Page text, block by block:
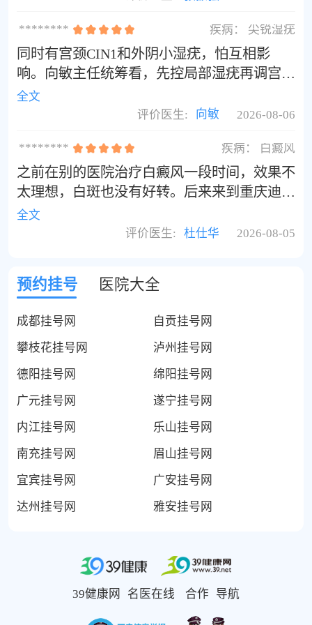
******** 疾病： 尖锐湿疣
同时有宫颈CIN1和外阴小湿疣，怕互相影
响。向敏主任统筹看，先控局部湿疣再调宫颈
免疫，不分开瞎治。流程透明，解释通俗。按
她方案调理数月，湿疣清了、HPV转阴、宫颈
全文
评价医生:
向敏 2026-08-06
******** 疾病： 白癜风
之前在别的医院治疗白癜风一段时间，效果不
太理想，白斑也没有好转。后来来到重庆迪邦
医院，医生仔细分析了我之前的情况，重新制
定方案。坚持治疗一段时间后，白斑慢慢长出
全文
评价医生:
杜仕华 2026-08-05
预约挂号 医院大全
成都挂号网
自贡挂号网
攀枝花挂号网
泸州挂号网
德阳挂号网
绵阳挂号网
广元挂号网
遂宁挂号网
内江挂号网
乐山挂号网
南充挂号网
眉山挂号网
宜宾挂号网
广安挂号网
达州挂号网
雅安挂号网
39健康网 名医在线 合作 导航